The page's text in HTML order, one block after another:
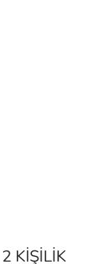
KİŞİLİK